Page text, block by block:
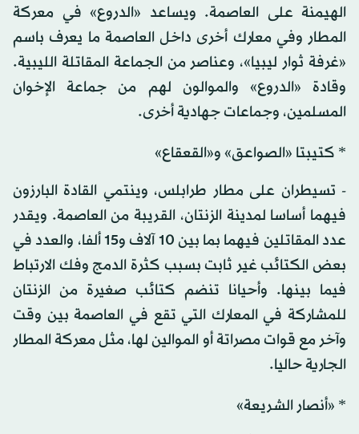
الهيمنة على العاصمة. ويساعد «الدروع» في معركة
المطار وفي معارك أخرى داخل العاصمة ما يعرف باسم
«غرفة ثوار ليبيا»، وعناصر من الجماعة المقاتلة الليبية.
وقادة «الدروع» والموالون لهم من جماعة الإخوان
المسلمين، وجماعات جهادية أخرى.
* كتيبتا «الصواعق» و«القعقاع»
- تسيطران على مطار طرابلس، وينتمي القادة البارزون
فيهما أساسا لمدينة الزنتان، القريبة من العاصمة. ويقدر
عدد المقاتلين فيهما بما بين 10 آلاف و15 ألفا، والعدد في
بعض الكتائب غير ثابت بسبب كثرة الدمج وفك الارتباط
فيما بينها. وأحيانا تنضم كتائب صغيرة من الزنتان
للمشاركة في المعارك التي تقع في العاصمة بين وقت
وآخر مع قوات مصراتة أو الموالين لها، مثل معركة المطار
الجارية حاليا.
* «أنصار الشريعة»